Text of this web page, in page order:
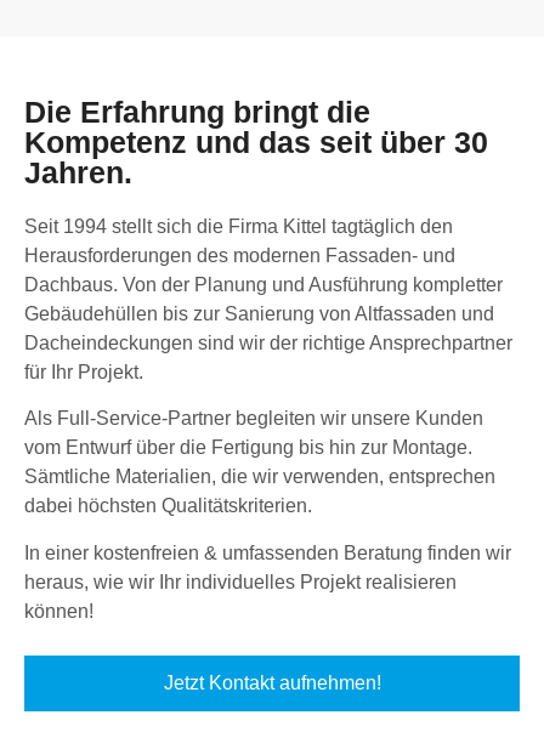
Die Erfahrung bringt die
Kompetenz und das seit über 30
Jahren.
Seit 1994 stellt sich die Firma Kittel tagtäglich den
Herausforderungen des modernen Fassaden- und
Dachbaus. Von der Planung und Ausführung kompletter
Gebäudehüllen bis zur Sanierung von Altfassaden und
Dacheindeckungen sind wir der richtige Ansprechpartner
für Ihr Projekt.
Als Full-Service-Partner begleiten wir unsere Kunden
vom Entwurf über die Fertigung bis hin zur Montage.
Sämtliche Materialien, die wir verwenden, entsprechen
dabei höchsten Qualitätskriterien.
In einer kostenfreien & umfassenden Beratung finden wir
heraus, wie wir Ihr individuelles Projekt realisieren
können!
Jetzt Kontakt aufnehmen!